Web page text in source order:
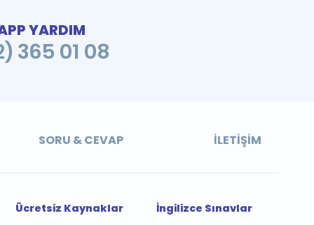
YARDIM
365 01 08
SORU & CEVAP İLETIŞIM
Ücretsiz Kaynaklar
İngilizce Sınavlar